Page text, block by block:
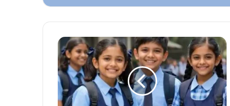
CG
School
Reopen
News:
नहीं
बढ़ेगी
गर्मियों